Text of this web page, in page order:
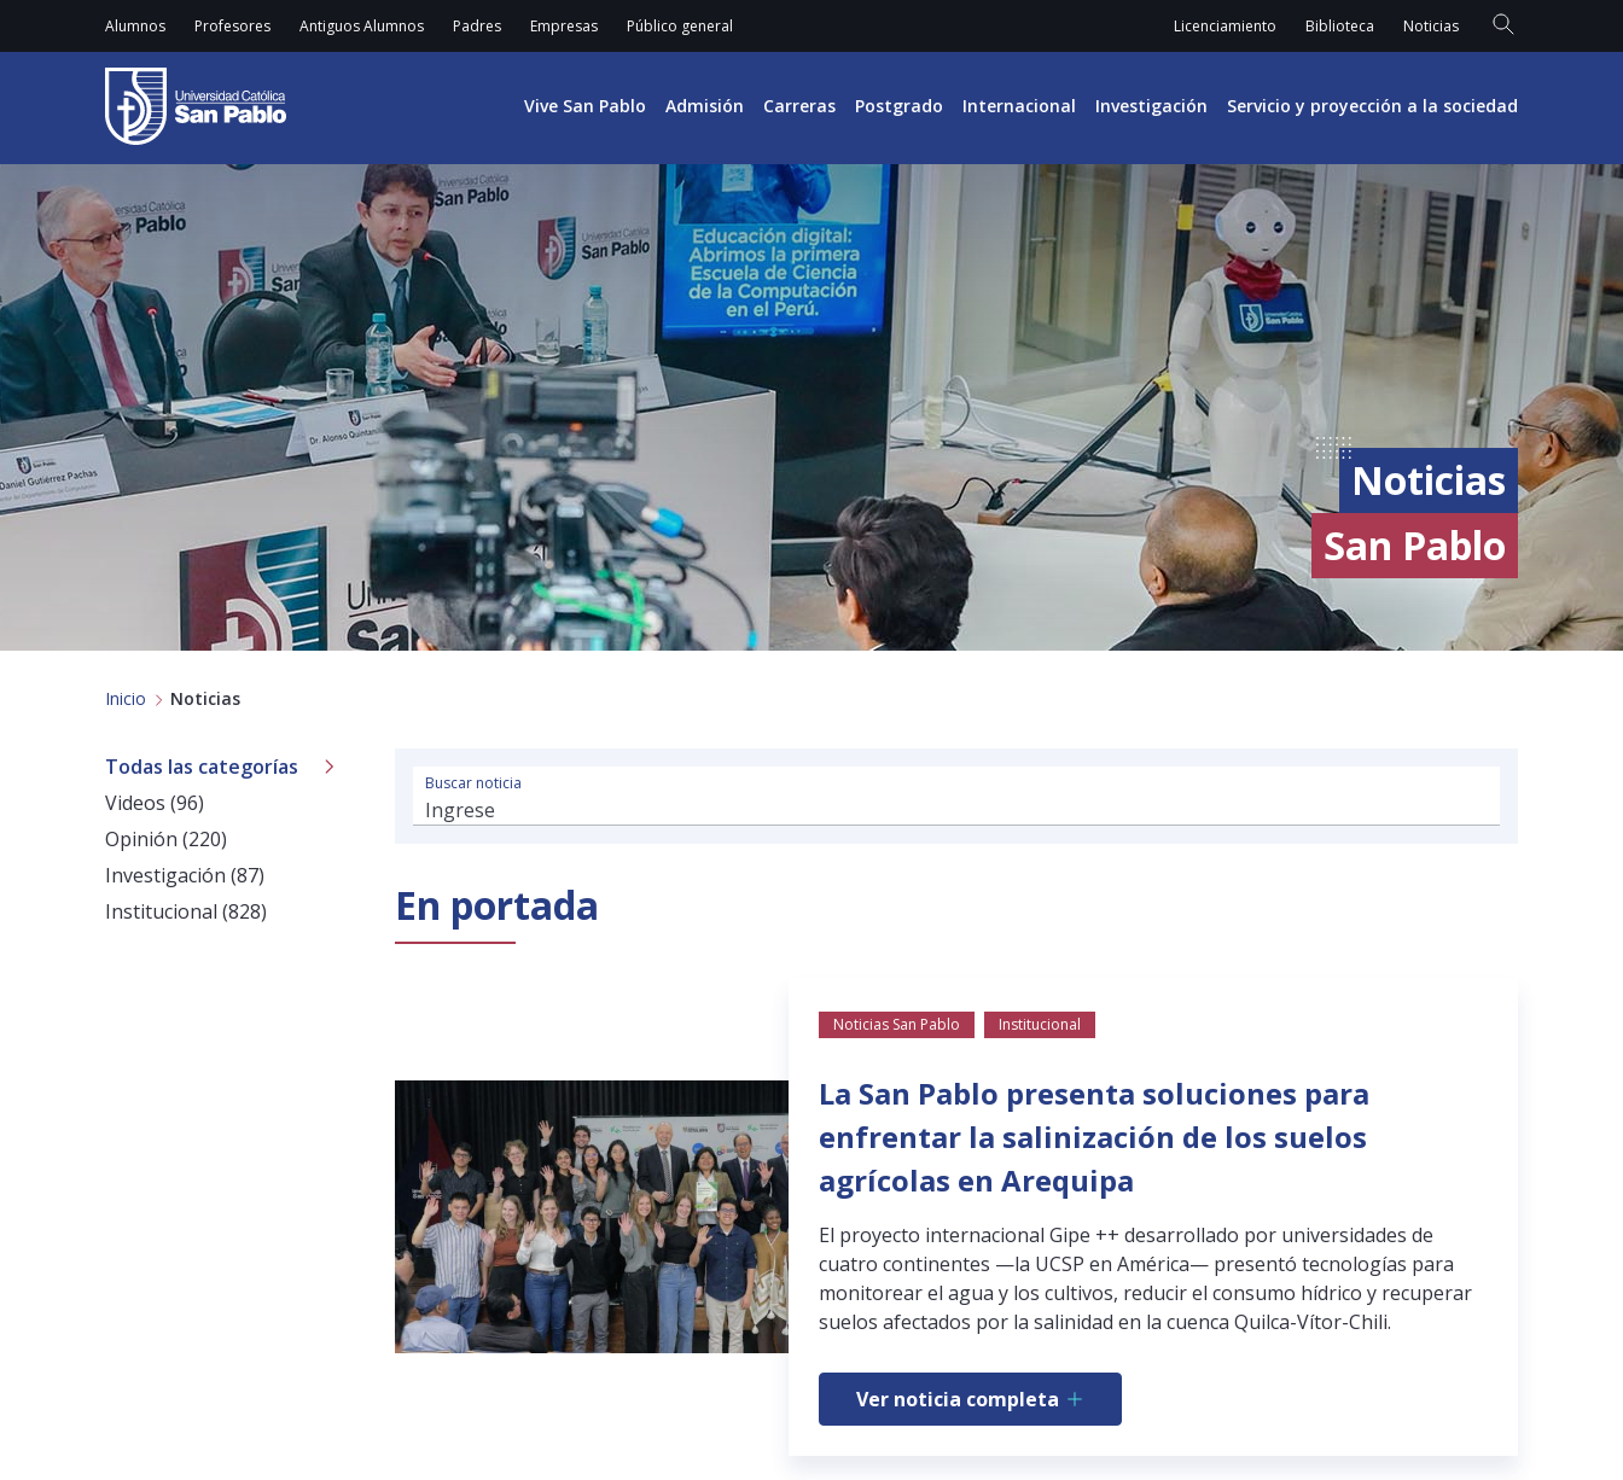
Alumnos Profesores Antiguos Alumnos Padres Empresas Público general Licenciamiento Biblioteca Noticias
Vive San Pablo Admisión Carreras Postgrado Internacional Investigación Servicio y proyección a la sociedad
Noticias
San Pablo
Inicio Noticias
Todas las categorías
Videos (96)
Opinión (220)
Investigación (87)
Institucional (828)
Buscar noticia
En portada
Noticias San Pablo Institucional
La San Pablo presenta soluciones para
enfrentar la salinización de los suelos
agrícolas en Arequipa
El proyecto internacional Gipe ++ desarrollado por universidades de
cuatro continentes —la UCSP en América— presentó tecnologías para
monitorear el agua y los cultivos, reducir el consumo hídrico y recuperar
suelos afectados por la salinidad en la cuenca Quilca-Vítor-Chili.
Ver noticia completa